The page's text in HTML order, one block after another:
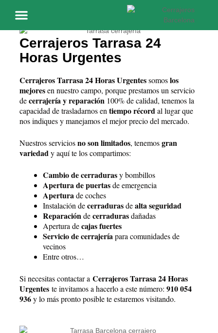
Cerrajeros Tarrasa 24
Horas Urgentes
Cerrajeros Tarrasa 24 Horas Urgentessomoslos
mejoresen nuestro campo, porque prestamos un servicio
decerrajería y reparación 100% de calidad, tenemos la
capacidad de trasladarnos en tiempo récordal lugar que
nos indiques y manejamos el mejor precio del mercado.
Nuestros serviciosno son limitados, tenemosgran
variedady aquí te los compartimos:
Cambio de cerradurasy bombillos
Apertura de puertasde emergencia
Aperturade coches
Instalación decerradurasdealta seguridad
Reparacióndecerradurasdañadas
Apertura decajas fuertes
Servicio de cerrajeríapara comunidades de
vecinos
Entre otros…
Si necesitas contactar a Cerrajeros Tarrasa 24 Horas
Urgentes te invitamos a hacerlo a este número: 910 054
936y lo más pronto posible te estaremos visitando.